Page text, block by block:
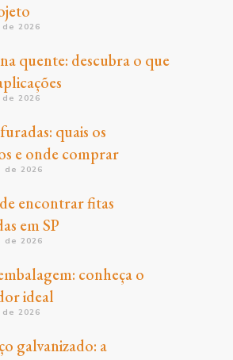
2026
quente: descubra o que
2026
quais os
e onde comprar
de 2026
encontrar fitas
em SP
de 2026
conheça o
ideal
2026
galvanizado: a